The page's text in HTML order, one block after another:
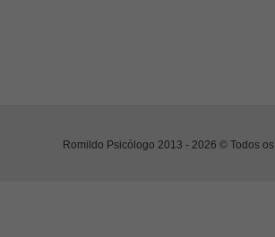
Romildo Psicólogo 2013 - 2026 © Todos